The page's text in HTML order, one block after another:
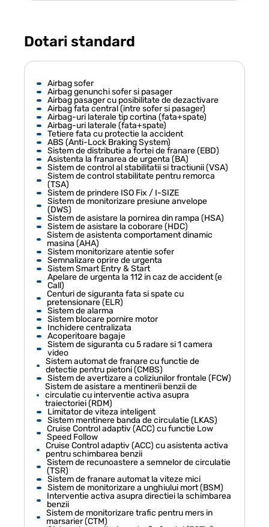
Dotari standard
Airbag sofer
Airbag genunchi sofer si pasager
Airbag pasager cu posibilitate de dezactivare
Airbag fata central (intre sofer si pasager)
Airbag-uri laterale tip cortina (fata+spate)
Airbag-uri laterale (fata+spate)
Tetiere fata cu protectie la accident
ABS (Anti-Lock Braking System)
Sistem de distributie a fortei de franare (EBD)
Asistenta la franarea de urgenta (BA)
Sistem de control al stabilitatii si tractiunii (VSA)
Sistem de control stabilitate pentru remorca
(TSA)
Sistem de prindere ISO Fix / I-SIZE
Sistem de monitorizare presiune anvelope
(DWS)
Sistem de asistare la pornirea din rampa (HSA)
Sistem de asistare la coborare (HDC)
Sistem de asistenta comportament dinamic
masina (AHA)
Sistem monitorizare atentie sofer
Semnalizare oprire de urgenta
Sistem Smart Entry & Start
Apelare de urgenta la 112 in caz de accident (e
Call)
Centuri de siguranta fata si spate cu
pretensionare (ELR)
Sistem de alarma
Sistem blocare pornire motor
Inchidere centralizata
Acoperitoare bagaje
Sistem de siguranta cu 5 radare si 1 camera
video
Sistem automat de franare cu functie de
detectie pentru pietoni (CMBS)
Sistem de avertizare a coliziunilor frontale (FCW)
Sistem de asistare a mentinerii benzii de
circulatie cu interventie activa asupra
traiectoriei (RDM)
Limitator de viteza inteligent
Sistem mentinere banda de circulatie (LKAS)
Cruise Control adaptiv (ACC) cu functie Low
Speed Follow
Cruise Control adaptiv (ACC) cu asistenta activa
pentru schimbarea benzii
Sistem de recunoastere a semnelor de circulatie
(TSR)
Sistem de franare automat la viteze mici
Sistem de monitorizare a unghiului mort (BSM)
Interventie activa asupra directiei la schimbarea
benzii
Sistem de monitorizare trafic pentru mers in
marsarier (CTM)